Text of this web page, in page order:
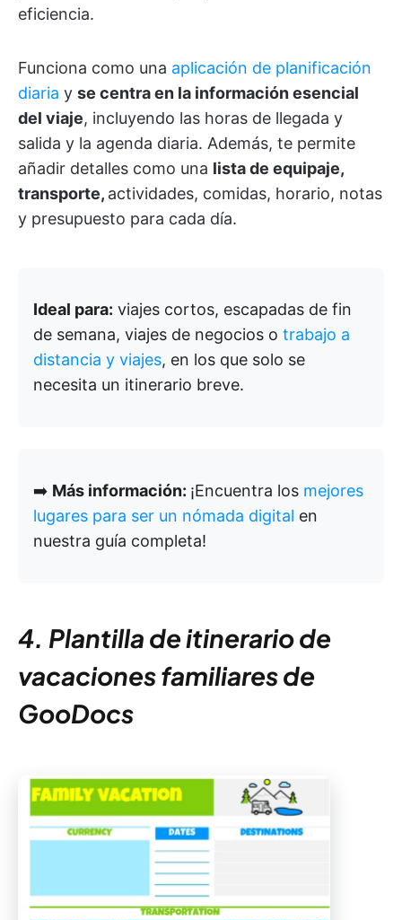
eficiencia.
Funciona como una aplicación de planificación
diaria y se centra en la información esencial
del viaje, incluyendo las horas de llegada y
salida y la agenda diaria. Además, te permite
añadir detalles como una lista de equipaje,
transporte, actividades, comidas, horario, notas
y presupuesto para cada día.
Ideal para: viajes cortos, escapadas de fin
de semana, viajes de negocios o trabajo a
distancia y viajes, en los que solo se
necesita un itinerario breve.
➡️ Más información: ¡Encuentra los mejores
lugares para ser un nómada digital en
nuestra guía completa!
4. Plantilla de itinerario de
vacaciones familiares de
GooDocs